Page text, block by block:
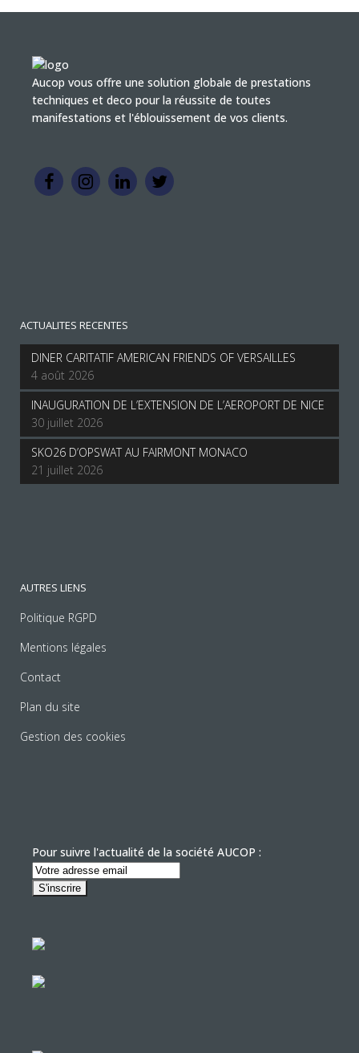
Aucop vous offre une solution globale de prestations
techniques et deco pour la réussite de toutes
manifestations et l'éblouissement de vos clients.
ACTUALITES RECENTES
DINER CARITATIF AMERICAN FRIENDS OF VERSAILLES
4 août 2026
INAUGURATION DE L’EXTENSION DE L’AEROPORT DE NICE
30 juillet 2026
SKO26 D’OPSWAT AU FAIRMONT MONACO
21 juillet 2026
AUTRES LIENS
Politique RGPD
Mentions légales
Contact
Plan du site
Gestion des cookies
Pour suivre l'actualité de la société AUCOP :